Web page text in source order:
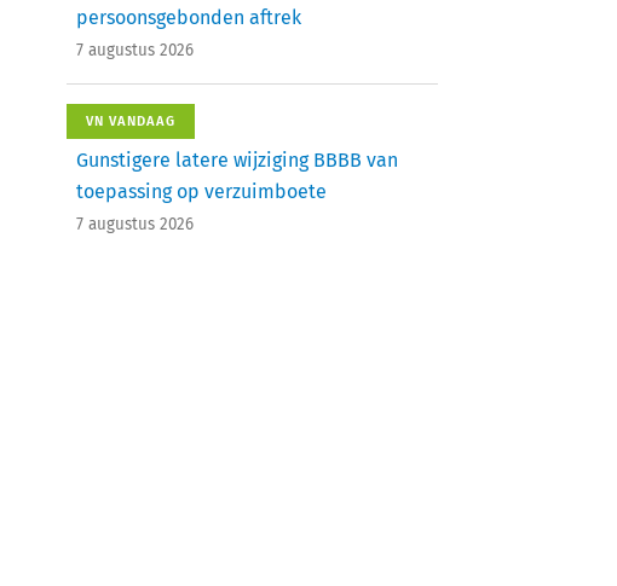
persoonsgebonden aftrek
7 augustus 2026
VN VANDAAG
Gunstigere latere wijziging BBBB van
toepassing op verzuimboete
7 augustus 2026